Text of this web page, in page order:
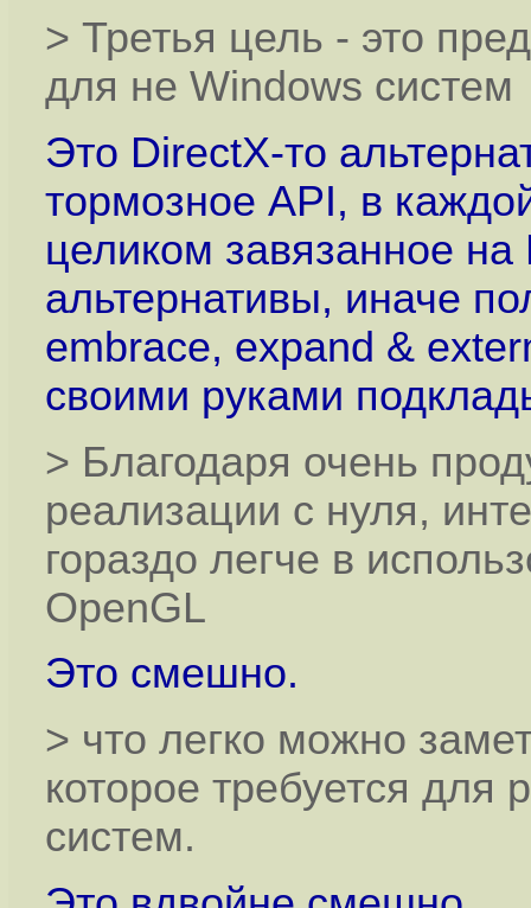
> Третья цель - это
для не Windows систем
Это DirectX-то
тормозное API, в
целиком завязанное
альтернативы, иначе
embrace, expand &
своими руками
> Благодаря очень
реализации с нуля,
гораздо легче в
OpenGL
Это смешно.
> что легко можно
которое требуется для
систем.